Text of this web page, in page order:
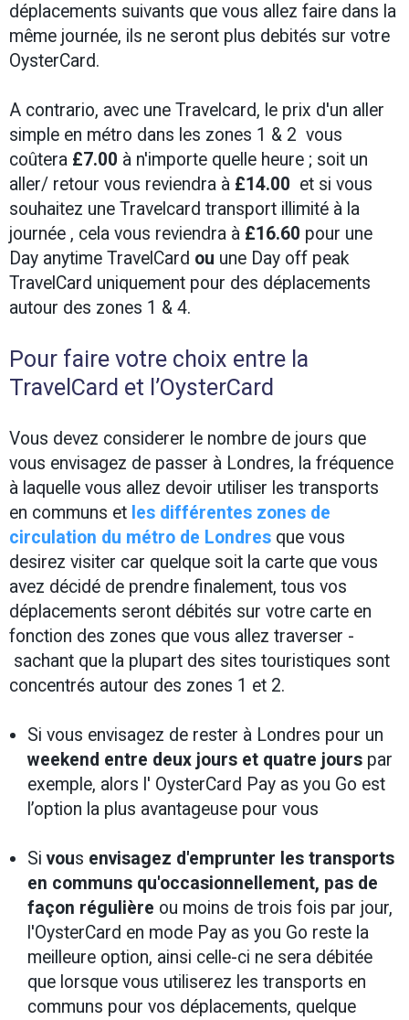
déplacements suivants que vous allez faire dans la
même journée, ils ne seront plus debités sur votre
OysterCard.
A contrario, avec une Travelcard, le prix d'un aller
simple en métro dans les zones 1 & 2 vous
coûtera £7.00 à n'importe quelle heure ; soit un
aller/ retour vous reviendra à £14.00 et si vous
souhaitez une Travelcard transport illimité à la
journée , cela vous reviendra à £16.60 pour une
Day anytime TravelCard ou une Day off peak
TravelCard uniquement pour des déplacements
autour des zones 1 & 4.
Pour faire votre choix entre la
TravelCard et l’OysterCard
Vous devez considerer le nombre de jours que
vous envisagez de passer à Londres, la fréquence
à laquelle vous allez devoir utiliser les transports
en communs et es différentes zones de
circulation du métro de Londres que vous
desirez visiter car quelque soit la carte que vous
avez décidé de prendre finalement, tous vos
déplacements seront débités sur votre carte en
fonction des zones que vous allez traverser -
sachant que la plupart des sites touristiques sont
concentrés autour des zones 1 et 2.
Si vous envisagez de rester à Londres pour un
weekend entre deux jours et quatre jours par
exemple, alors l' OysterCard Pay as you Go est
l’option la plus avantageuse pour vous
Sivous envisagez d'emprunter les transports
en communs qu'occasionnellement, pas de
façon régulière ou moins de trois fois par jour,
l'OysterCard en mode Pay as you Go reste la
meilleure option, ainsi celle-ci ne sera débitée
que lorsque vous utiliserez les transports en
communs pour vos déplacements, quelque